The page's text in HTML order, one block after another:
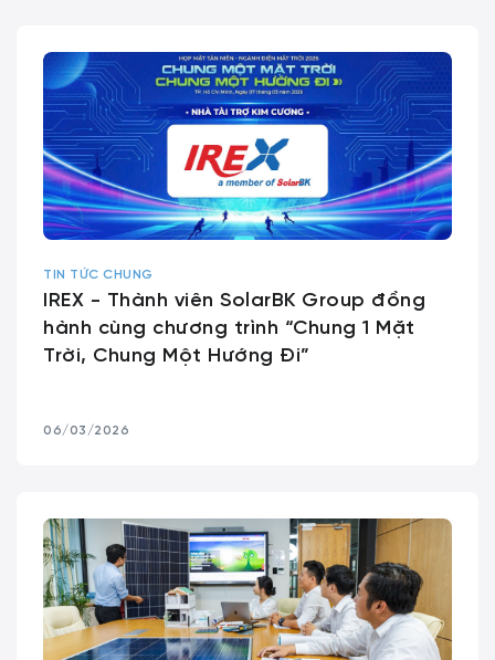
TIN TỨC CHUNG
IREX - Thành viên SolarBK Group đồng
hành cùng chương trình “Chung 1 Mặt
Trời, Chung Một Hướng Đi”
06/03/2026